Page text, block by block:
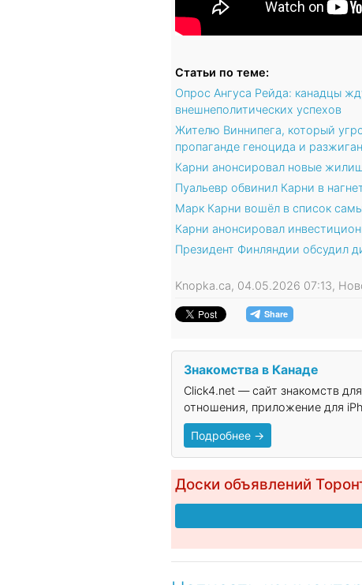
Статьи по теме:
Опрос Ангуса Рейда: канадцы
внешнеполитических успехов
Жителю Виннипега, который
пропаганде геноцида и
Карни анонсировал новые
Пуальевр обвинил Карни в
Марк Карни вошёл в список
Карни анонсировал
Президент Финляндии обсудил
Knopka.ca, 04.05.2026 07:13,
Знакомства в Канаде
Click4.net — сайт знакомств
отношения, приложение для
Подробнее →
Доски объявлений